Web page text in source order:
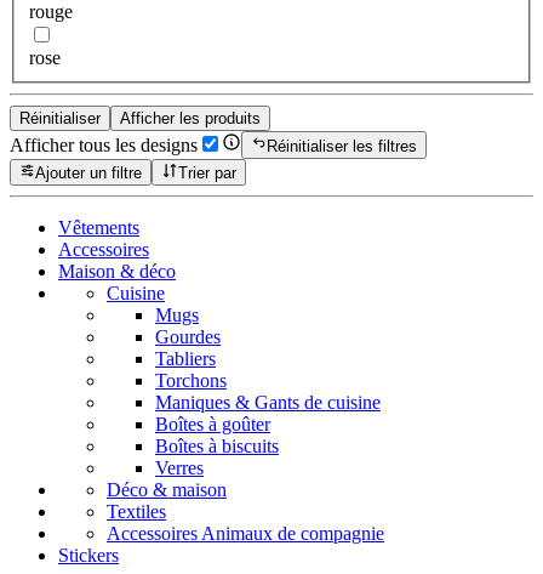
rouge
rose
Réinitialiser Afficher les produits
Afficher tous les designs
Réinitialiser les filtres
Ajouter un filtre
Trier par
Vêtements
Accessoires
Maison & déco
Cuisine
Mugs
Gourdes
Tabliers
Torchons
Maniques & Gants de cuisine
Boîtes à goûter
Boîtes à biscuits
Verres
Déco & maison
Textiles
Accessoires Animaux de compagnie
Stickers